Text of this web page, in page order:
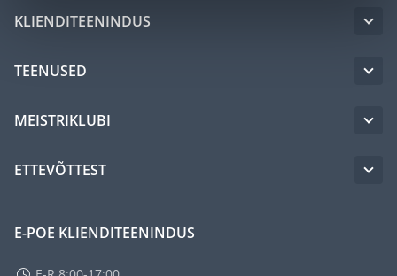
KLIENDITEENINDUS
TEENUSED
MEISTRIKLUBI
ETTEVÕTTEST
E-POE KLIENDITEENINDUS